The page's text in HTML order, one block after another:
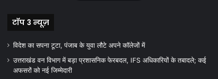
टॉप 3 न्यूज़
विदेश का सपना टूटा, पंजाब के युवा लौटे अपने कॉलेजों में
उत्तराखंड वन विभाग में बड़ा प्रशासनिक फेरबदल, IFS अधिकारियों के तबादले; कई
अफसरों को नई जिम्मेदारी